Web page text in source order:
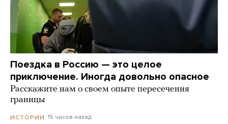
Поездка в Россию — это целое
приключение. Иногда довольно опасное
Расскажите нам о своем опыте пересечения
границы
ИСТОРИИ 15 часов назад